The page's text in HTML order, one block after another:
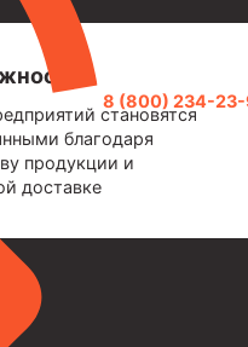
8 (800) 234-
становятся
благодаря
продукции и
доставке